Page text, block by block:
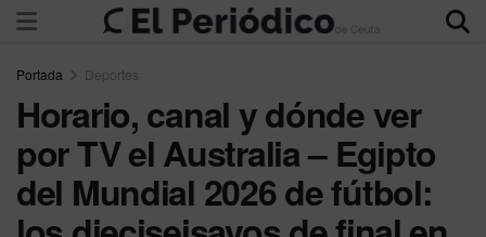
Portada Deportes
Horario, canal y dónde ver
por TV el Australia – Egipto
del Mundial 2026 de fútbol: